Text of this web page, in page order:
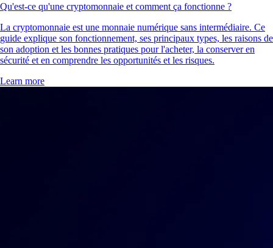
Qu'est-ce qu'une cryptomonnaie et comment ça fonctionne ?
La cryptomonnaie est une monnaie numérique sans intermédiaire. Ce
guide explique son fonctionnement, ses principaux types, les raisons de
son adoption et les bonnes pratiques pour l'acheter, la conserver en
sécurité et en comprendre les opportunités et les risques.
Learn more